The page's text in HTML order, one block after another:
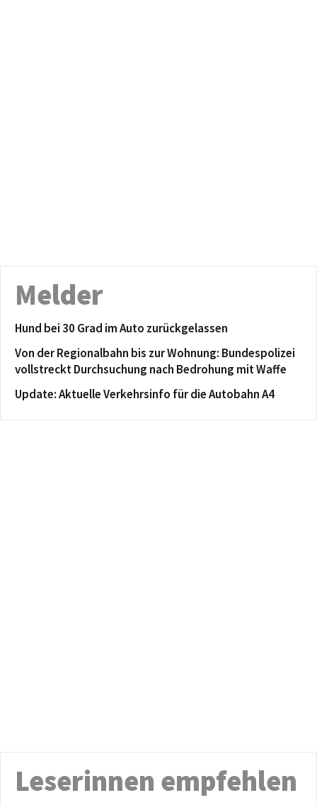
Melder
Hund bei 30 Grad im Auto zurückgelassen
Von der Regionalbahn bis zur Wohnung: Bundespolizei
vollstreckt Durchsuchung nach Bedrohung mit Waffe
Update: Aktuelle Verkehrsinfo für die Autobahn A4
Leserinnen empfehlen